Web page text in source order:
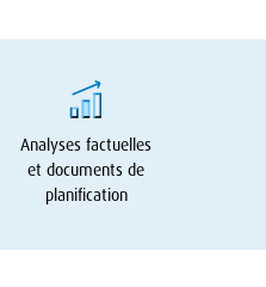
Analyses factuelles
et documents de
planification